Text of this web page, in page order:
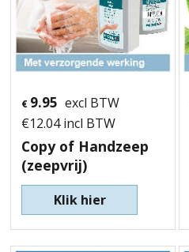
€ 9.95 excl BTW
€12.04 incl BTW
Copy of Handzeep
(zeepvrij)
Klik hier